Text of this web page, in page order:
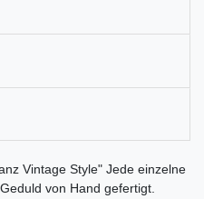
Vintage Style" Jede einzelne
von Hand gefertigt.